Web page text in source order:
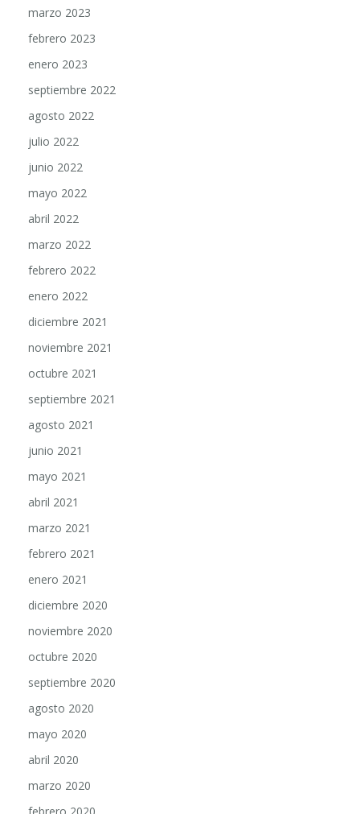
febrero 2023
enero 2023
septiembre 2022
agosto 2022
julio 2022
junio 2022
mayo 2022
abril 2022
marzo 2022
febrero 2022
enero 2022
diciembre 2021
noviembre 2021
octubre 2021
septiembre 2021
agosto 2021
junio 2021
mayo 2021
abril 2021
marzo 2021
febrero 2021
enero 2021
diciembre 2020
noviembre 2020
octubre 2020
septiembre 2020
agosto 2020
mayo 2020
abril 2020
marzo 2020
febrero 2020